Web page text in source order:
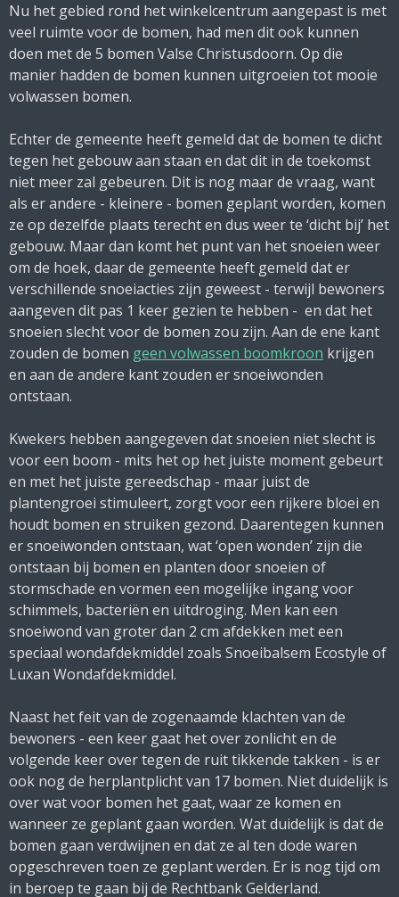
Nu het gebied rond het winkelcentrum aangepast is met
veel ruimte voor de bomen, had men dit ook kunnen
doen met de 5 bomen Valse Christusdoorn. Op die
manier hadden de bomen kunnen uitgroeien tot mooie
volwassen bomen.
Echter de gemeente heeft gemeld dat de bomen te dicht
tegen het gebouw aan staan en dat dit in de toekomst
niet meer zal gebeuren. Dit is nog maar de vraag, want
als er andere - kleinere - bomen geplant worden, komen
ze op dezelfde plaats terecht en dus weer te ‘dicht bij’ het
gebouw. Maar dan komt het punt van het snoeien weer
om de hoek, daar de gemeente heeft gemeld dat er
verschillende snoeiacties zijn geweest - terwijl bewoners
aangeven dit pas 1 keer gezien te hebben - en dat het
snoeien slecht voor de bomen zou zijn. Aan de ene kant
zouden de bomen geen volwassen boomkroon krijgen
en aan de andere kant zouden er snoeiwonden
ontstaan.
Kwekers hebben aangegeven dat snoeien niet slecht is
voor een boom - mits het op het juiste moment gebeurt
en met het juiste gereedschap - maar juist de
plantengroei stimuleert, zorgt voor een rijkere bloei en
houdt bomen en struiken gezond. Daarentegen kunnen
er snoeiwonden ontstaan, wat ‘open wonden’ zijn die
ontstaan bij bomen en planten door snoeien of
stormschade en vormen een mogelijke ingang voor
schimmels, bacteriën en uitdroging. Men kan een
snoeiwond van groter dan 2 cm afdekken met een
speciaal wondafdekmiddel zoals Snoeibalsem Ecostyle of
Luxan Wondafdekmiddel.
Naast het feit van de zogenaamde klachten van de
bewoners - een keer gaat het over zonlicht en de
volgende keer over tegen de ruit tikkende takken - is er
ook nog de herplantplicht van 17 bomen. Niet duidelijk is
over wat voor bomen het gaat, waar ze komen en
wanneer ze geplant gaan worden. Wat duidelijk is dat de
bomen gaan verdwijnen en dat ze al ten dode waren
opgeschreven toen ze geplant werden. Er is nog tijd om
in beroep te gaan bij de Rechtbank Gelderland.